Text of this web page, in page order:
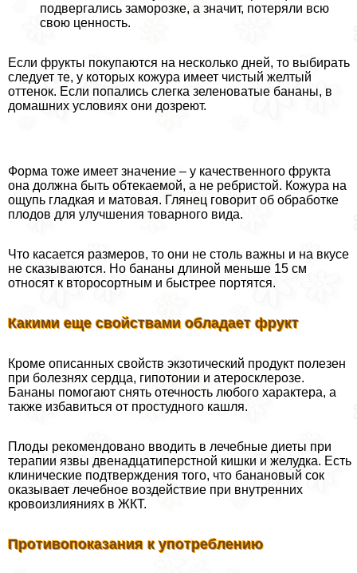
подвергались заморозке, а значит, потеряли всю
свою ценность.
Если фрукты покупаются на несколько дней, то выбирать
следует те, у которых кожура имеет чистый желтый
оттенок. Если попались слегка зеленоватые бананы, в
домашних условиях они дозреют.
Форма тоже имеет значение – у качественного фрукта
она должна быть обтекаемой, а не ребристой. Кожура на
ощупь гладкая и матовая. Глянец говорит об обработке
плодов для улучшения товарного вида.
Что касается размеров, то они не столь важны и на вкусе
не сказываются. Но бананы длиной меньше 15 см
относят к второсортным и быстрее портятся.
Какими еще свойствами обладает фрукт
Кроме описанных свойств экзотический продукт полезен
при болезнях сердца, гипотонии и атеросклерозе.
Бананы помогают снять отечность любого хаpaктера, а
также избавиться от простудного кашля.
Плоды рекомендовано вводить в лечебные диеты при
терапии язвы двенадцатиперстной кишки и желудка. Есть
клинические подтверждения того, что банановый сок
оказывает лечебное воздействие при внутренних
кровоизлияниях в ЖКТ.
Противопоказания к употрeблению